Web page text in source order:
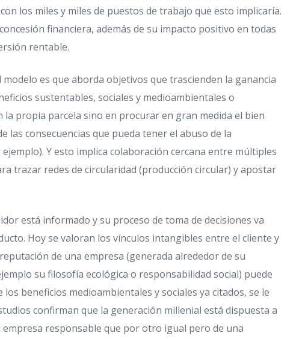
los miles y miles de puestos de trabajo que esto implicaría.
financiera, además de su impacto positivo en todas
rentable.
modelo es que aborda objetivos que trascienden la ganancia
sustentables, sociales y medioambientales o
la propia parcela sino en procurar en gran medida el bien
las consecuencias que pueda tener el abuso de la
Y esto implica colaboración cercana entre múltiples
trazar redes de circularidad (producción circular) y apostar
está informado y su proceso de toma de decisiones va
Hoy se valoran los vínculos intangibles entre el cliente y
de una empresa (generada alrededor de su
su filosofía ecológica o responsabilidad social) puede
beneficios medioambientales y sociales ya citados, se le
confirman que la generación millenial está dispuesta a
responsable que por otro igual pero de una